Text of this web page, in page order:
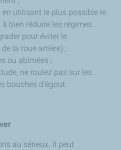
utilisant le plus possible le
bien réduire les régimes
pour éviter le
la roue arrière) ;
ou abîmées ;
ne roulez pas sur les
bouches d’égout.
au sérieux. Il peut